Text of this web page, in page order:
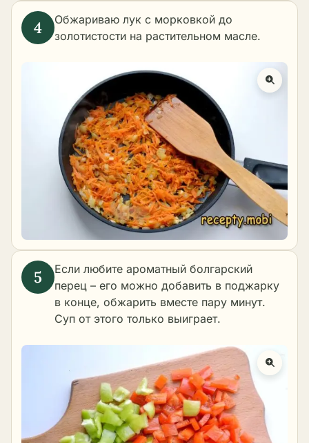
Обжариваю лук с морковкой до
золотистости на растительном масле.
Если любите ароматный болгарский
перец – его можно добавить в поджарку
в конце, обжарить вместе пару минут.
Суп от этого только выиграет.